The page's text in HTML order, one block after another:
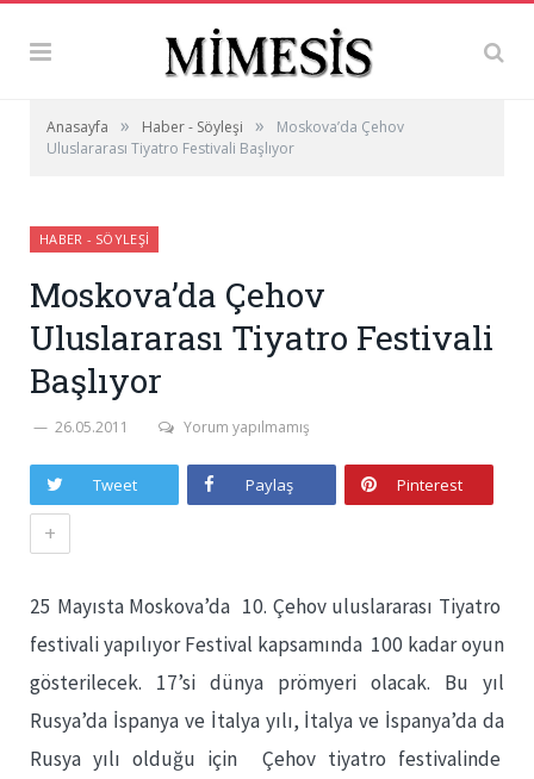
Anasayfa » Haber - Söyleşi »
Moskova’da Çehov
Uluslararası Tiyatro Festivali Başlıyor
HABER - SÖYLEŞI
Moskova’da Çehov
Uluslararası Tiyatro Festivali
Başlıyor
26.05.2011 Yorum yapılmamış
Tweet Paylaş Pinterest
+
25 Mayısta Moskova’da 10. Çehov uluslararası Tiyatro
festivali yapılıyor Festival kapsamında 100 kadar oyun
gösterilecek. 17’si dünya prömyeri olacak. Bu yıl
Rusya’da İspanya ve İtalya yılı, İtalya ve İspanya’da da
Rusya yılı olduğu için Çehov tiyatro festivalinde